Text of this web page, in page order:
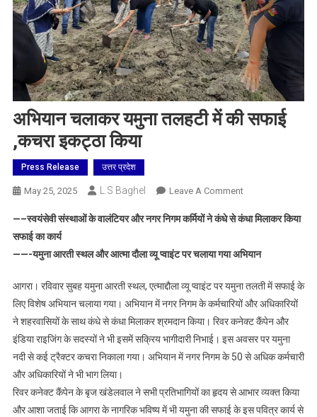
अभियान चलाकर यमुना तलहटी में की सफाई
,कचरा इकट्ठा किया
Press Release उत्तर प्रदेश
May 25, 2025 L.S Baghel Leave A CommentOn
चलाकर
तलहटी
की
सफाई
,कचरा
इकट्ठा
किया
—–स्वयंसेवी संस्थाओं के वालंटियर और नगर निगम कर्मियों ने कंधे से कंधा मिलाकर किया
सफाई का कार्य
——-यमुना आरती स्थल और आत्मा दौला व्यू प्वाइंट पर चलाया गया अभियान
आगरा। रविवार सुबह यमुना आरती स्थल, एत्माद्दौला व्यू प्वाइंट पर यमुना तलती में सफाई के
लिए विशेष अभियान चलाया गया। अभियान में नगर निगम के कर्मचारियों और अधिकारियों
ने शहरवासियों के साथ कंधे से कंधा मिलाकर श्रमदान किया। रिवर कनेक्ट कैंपेन और
इंडिया राइजिंग के सदस्यों ने भी इसमें सक्रिय भागीदारी निभाई। इस अवसर पर यमुना
नदी से कई ट्रैक्टर कचरा निकाला गया। अभियान में नगर निगम के 50 से अधिक कर्मचारी
और अधिकारियों ने भी भाग लिया।
रिवर कनेक्ट कैंपेन के बृज खंडेलवाल ने सभी प्रतिभागियों का हृदय से आभार व्यक्त किया
और आशा जताई कि आगरा के नागरिक भविष्य में भी यमुना की सफाई के इस पवित्र कार्य से